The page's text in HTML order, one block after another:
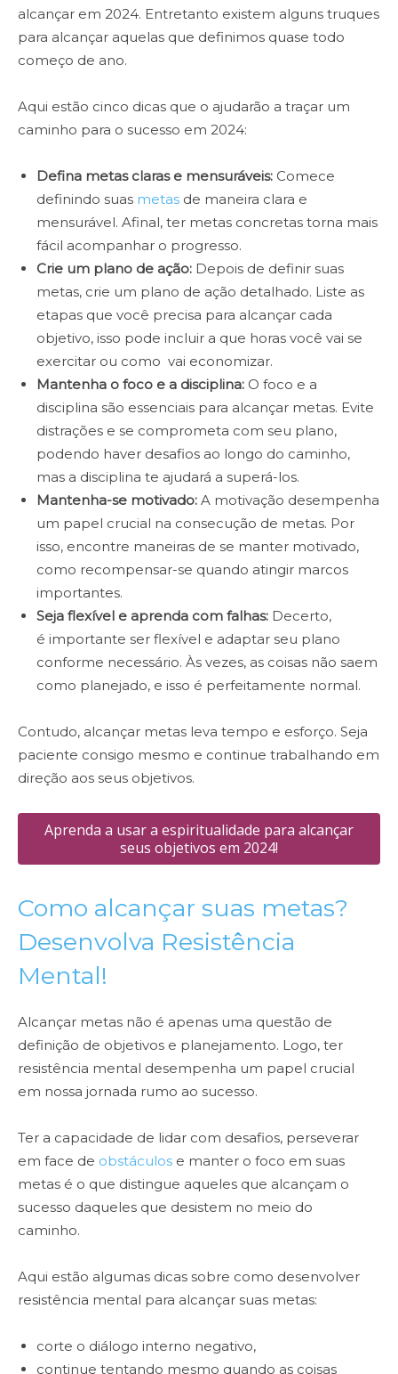
alcançar em 2024. Entretanto existem alguns truques
para alcançar aquelas que definimos quase todo
começo de ano.
Aqui estão cinco dicas que o ajudarão a traçar um
caminho para o sucesso em 2024:
Defina metas claras e mensuráveis: Comece
definindo suas metas de maneira clara e
mensurável. Afinal, ter metas concretas torna mais
fácil acompanhar o progresso.
Crie um plano de ação: Depois de definir suas
metas, crie um plano de ação detalhado. Liste as
etapas que você precisa para alcançar cada
objetivo, isso pode incluir a que horas você vai se
exercitar ou como vai economizar.
Mantenha o foco e a disciplina: O foco e a
disciplina são essenciais para alcançar metas. Evite
distrações e se comprometa com seu plano,
podendo haver desafios ao longo do caminho,
mas a disciplina te ajudará a superá-los.
Mantenha-se motivado: A motivação desempenha
um papel crucial na consecução de metas. Por
isso, encontre maneiras de se manter motivado,
como recompensar-se quando atingir marcos
importantes.
Seja flexível e aprenda com falhas: Decerto,
é importante ser flexível e adaptar seu plano
conforme necessário. Às vezes, as coisas não saem
como planejado, e isso é perfeitamente normal.
Contudo, alcançar metas leva tempo e esforço. Seja
paciente consigo mesmo e continue trabalhando em
direção aos seus objetivos.
Aprenda a usar a espiritualidade para alcançar
seus objetivos em 2024!
Como alcançar suas metas?
Desenvolva Resistência
Mental!
Alcançar metas não é apenas uma questão de
definição de objetivos e planejamento. Logo, ter
resistência mental desempenha um papel crucial
em nossa jornada rumo ao sucesso.
Ter a capacidade de lidar com desafios, perseverar
em face de obstáculos e manter o foco em suas
metas é o que distingue aqueles que alcançam o
sucesso daqueles que desistem no meio do
caminho.
Aqui estão algumas dicas sobre como desenvolver
resistência mental para alcançar suas metas:
corte o diálogo interno negativo,
continue tentando mesmo quando as coisas